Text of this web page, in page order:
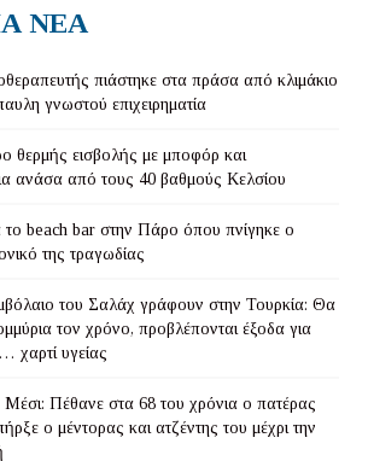
ΝΕΑ
πιάστηκε στα πράσα από κλιμάκιο
γνωστού επιχειρηματία
θερμής εισβολής με μποφόρ και
ανάσα από τους 40 βαθμούς Κελσίου
το beach bar στην Πάρο όπου πνίγηκε ο
της τραγωδίας
του Σαλάχ γράφουν στην Τουρκία: Θα
τον χρόνο, προβλέπονται έξοδα για
χαρτί υγείας
Πέθανε στα 68 του χρόνια ο πατέρας
ο μέντορας και ατζέντης του μέχρι την